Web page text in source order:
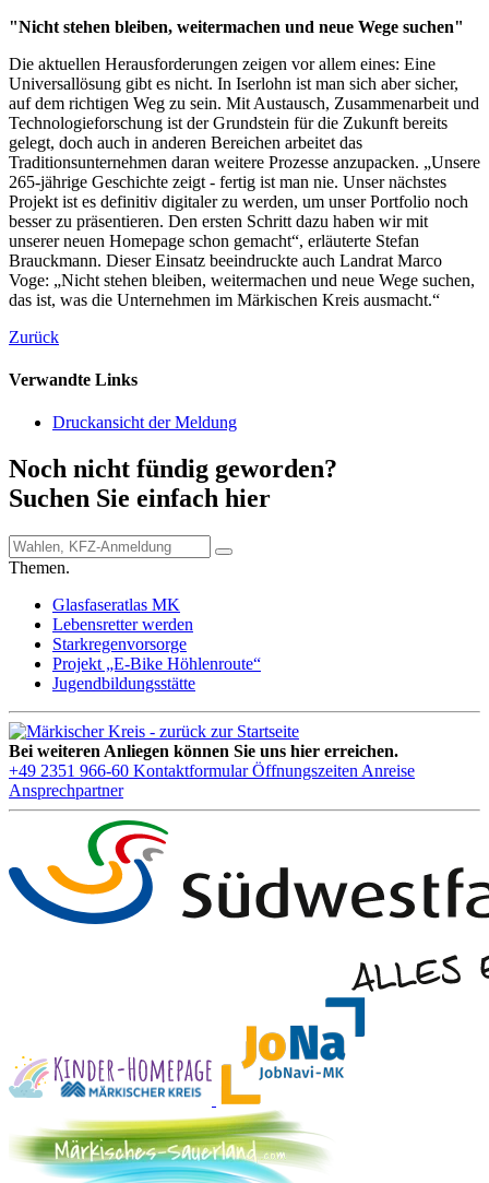
"Nicht stehen bleiben, weitermachen und neue Wege suchen"
Die aktuellen Herausforderungen zeigen vor allem eines: Eine
Universallösung gibt es nicht. In Iserlohn ist man sich aber sicher,
auf dem richtigen Weg zu sein. Mit Austausch, Zusammenarbeit und
Technologieforschung ist der Grundstein für die Zukunft bereits
gelegt, doch auch in anderen Bereichen arbeitet das
Traditionsunternehmen daran weitere Prozesse anzupacken. „Unsere
265-jährige Geschichte zeigt - fertig ist man nie. Unser nächstes
Projekt ist es definitiv digitaler zu werden, um unser Portfolio noch
besser zu präsentieren. Den ersten Schritt dazu haben wir mit
unserer neuen Homepage schon gemacht“, erläuterte Stefan
Brauckmann. Dieser Einsatz beeindruckte auch Landrat Marco
Voge: „Nicht stehen bleiben, weitermachen und neue Wege suchen,
das ist, was die Unternehmen im Märkischen Kreis ausmacht.“
Zurück
Verwandte Links
Druckansicht der Meldung
Noch nicht fündig geworden?
Suchen Sie einfach hier
Themen.
Glasfaseratlas MK
Lebensretter werden
Starkregenvorsorge
Projekt „E-Bike Höhlenroute“
Jugendbildungsstätte
Bei weiteren Anliegen können Sie uns hier erreichen.
+49 2351 966-60 Kontaktformular Öffnungszeiten Anreise
Ansprechpartner